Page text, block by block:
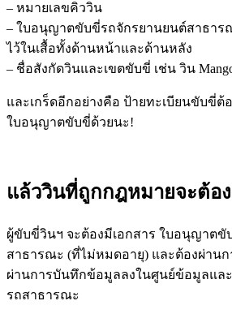
– หมายเลขคิววิน
– ใบอนุญาตขับขี่รถจักรยานยนต์สาธาร
ไว้ในเสื้อทั้งด้านหน้าและด้านหลัง
– ชื่อสังกัดวินและเขตขับขี่ เช่น วิน
และเกร็ดอีกอย่างคือ ป้ายทะเบียนขับขี่ต้
ใบอนุญาตขับขี่ด้วยนะ!
แล้ววินที่ถูกกฎหมายจะต้อง
ผู้ขับขี่วินฯ จะต้องมีเอกสาร ใบอนุญาตขั
สาธารณะ (ที่ไม่หมดอายุ) และต้องผ่าน
ผ่านการบันทึกข้อมูลลงในศูนย์ข้อมูลแล
รถสาธารณะ